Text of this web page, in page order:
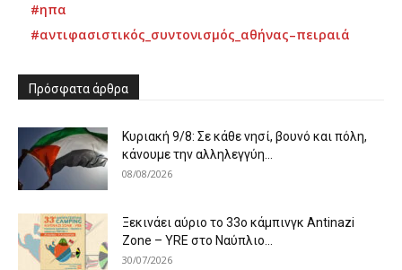
#ηπα
#αντιφασιστικός_συντονισμός_αθήνας–πειραιά
Πρόσφατα άρθρα
Κυριακή 9/8: Σε κάθε νησί, βουνό και πόλη,
κάνουμε την αλληλεγγύη...
08/08/2026
Ξεκινάει αύριο το 33ο κάμπινγκ Antinazi
Zone – YRE στο Ναύπλιο...
30/07/2026